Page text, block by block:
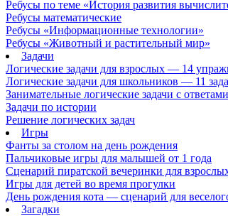
Ребусы по теме «История развития
Ребусы математические
Ребусы «Информационные технологии»
Ребусы «Животный и растительный мир»
Задачи
Логические задачи для взрослых — 14
Логические задачи для школьников — 11
Занимательные логические задачи с
Задачи по истории
Решение логических задач
Игры
Фанты за столом на день рождения
Пальчиковые игры для малышей от 1 года
Сценарий пиратской вечеринки для
Игры для детей во время прогулки
День рождения кота — сценарий для
Загадки